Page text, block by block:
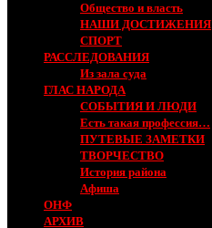
Общество и власть
НАШИ ДОСТИЖЕНИЯ
СПОРТ
РАССЛЕДОВАНИЯ
Из зала суда
ГЛАС НАРОДА
СОБЫТИЯ И ЛЮДИ
Есть такая профессия…
ПУТЕВЫЕ ЗАМЕТКИ
ТВОРЧЕСТВО
История района
Афиша
ОНФ
АРХИВ